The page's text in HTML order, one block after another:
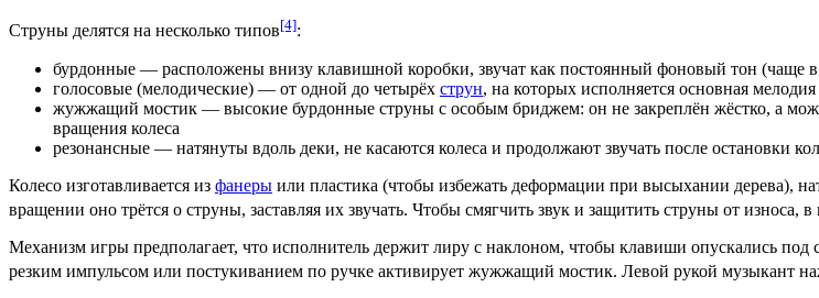
Струны делятся на несколько типов[4]:
бурдонные — расположены внизу клавишной коробки, звучат как постоянный фоновый тон (чаще в
голосовые (мелодические) — от одной до четырёх струн, на которых исполняется основная
жужжащий мостик — высокие бурдонные струны с особым бриджем: он не закреплён жёстко, а
вращения колеса
резонансные — натянуты вдоль деки, не касаются колеса и продолжают звучать после остановки
Колесо изготавливается из фанеры или пластика (чтобы избежать деформации при высыхании дерева),
вращении оно трётся о струны, заставляя их звучать. Чтобы смягчить звук и защитить струны от износа,
Механизм игры предполагает, что исполнитель держит лиру с наклоном, чтобы клавиши опускались
резким импульсом или постукиванием по ручке активирует жужжащий мостик. Левой рукой музыкант